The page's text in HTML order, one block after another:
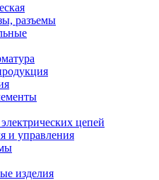
разъемы
цепей
и управления
изделия